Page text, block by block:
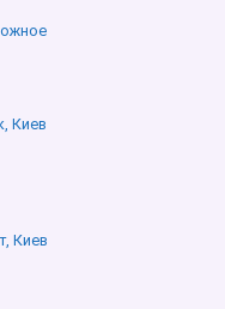
Киев
Киев